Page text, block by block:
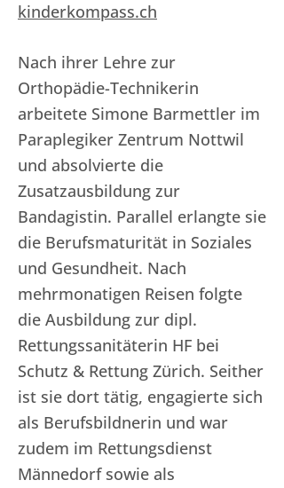
kinderkompass.ch
Nach ihrer Lehre zur
Orthopädie-Technikerin
arbeitete Simone Barmettler im
Paraplegiker Zentrum Nottwil
und absolvierte die
Zusatzausbildung zur
Bandagistin. Parallel erlangte sie
die Berufsmaturität in Soziales
und Gesundheit. Nach
mehrmonatigen Reisen folgte
die Ausbildung zur dipl.
Rettungssanitäterin HF bei
Schutz & Rettung Zürich. Seither
ist sie dort tätig, engagierte sich
als Berufsbildnerin und war
zudem im Rettungsdienst
Männedorf sowie als